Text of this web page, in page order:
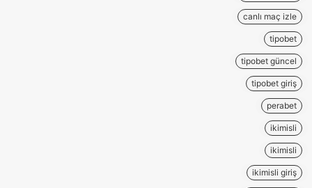
canlı maç izle
tipobet
tipobet güncel
tipobet giriş
perabet
ikimisli
ikimisli
ikimisli giriş